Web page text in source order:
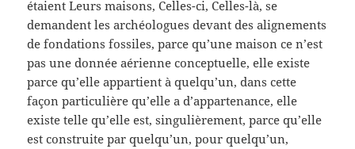
étaient Leurs maisons, Celles-ci, Celles-là, se
demandent les archéologues devant des alignements
de fondations fossiles, parce qu’une maison ce n’est
pas une donnée aérienne conceptuelle, elle existe
parce qu’elle appartient à quelqu’un, dans cette
façon particulière qu’elle a d’appartenance, elle
existe telle qu’elle est, singulièrement, parce qu’elle
est construite par quelqu’un, pour quelqu’un,